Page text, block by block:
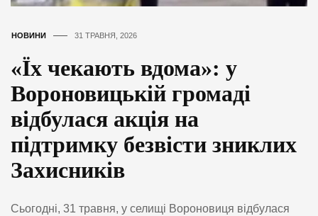
НОВИНИ 31 ТРАВНЯ, 2026
«Їх чекають вдома»: у
Вороновицькій громаді
відбулася акція на
підтримку безвісти зниклих
Захисників
Сьогодні, 31 травня, у селищі Вороновиця відбулася